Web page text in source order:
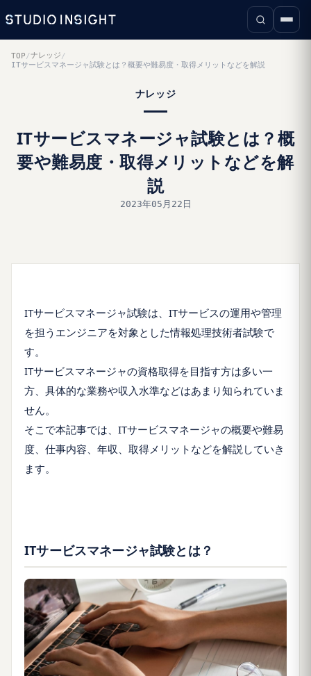
TOP /ナレッジ /
ITサービスマネージャ試験とは？概要や難易度・取得メリットなどを解説
ナレッジ
ITサービスマネージャ試験とは？概
要や難易度・取得メリットなどを解
説
2023年05月22日
ITサービスマネージャ試験は、ITサービスの運用や管理
を担うエンジニアを対象とした情報処理技術者試験で
す。
ITサービスマネージャの資格取得を目指す方は多い一
方、具体的な業務や収入水準などはあまり知られていま
せん。
そこで本記事では、ITサービスマネージャの概要や難易
度、仕事内容、年収、取得メリットなどを解説していき
ます。
ITサービスマネージャ試験とは？